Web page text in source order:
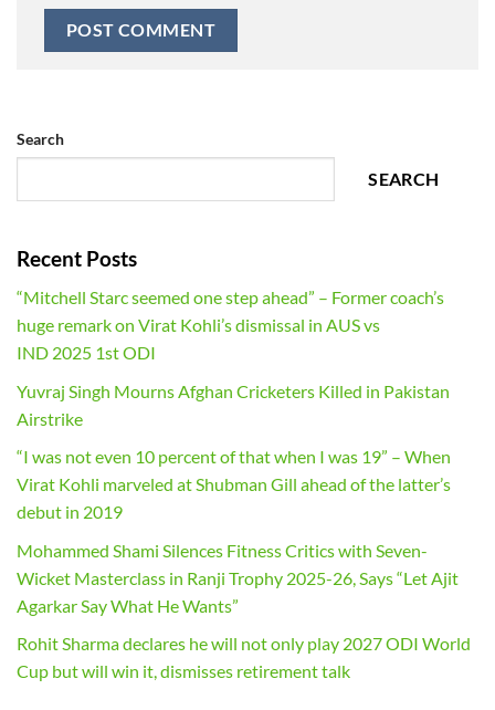
Search
SEARCH
Recent Posts
“Mitchell Starc seemed one step ahead” – Former coach’s
huge remark on Virat Kohli’s dismissal in AUS vs
IND 2025 1st ODI
Yuvraj Singh Mourns Afghan Cricketers Killed in Pakistan
Airstrike
“I was not even 10 percent of that when I was 19” – When
Virat Kohli marveled at Shubman Gill ahead of the latter’s
debut in 2019
Mohammed Shami Silences Fitness Critics with Seven-
Wicket Masterclass in Ranji Trophy 2025-26, Says “Let Ajit
Agarkar Say What He Wants”
Rohit Sharma declares he will not only play 2027 ODI World
Cup but will win it, dismisses retirement talk